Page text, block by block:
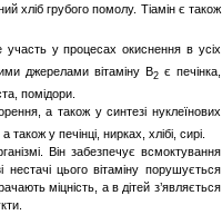
хліб грубого помолу. Тіамін є також
участь у процесах окиснення в усіх
джерелами вітаміну В2є печінка,
помідори.
а також у синтезі нуклеїнових
у печінці, нирках, хлібі, сирі.
Він забезпечує всмоктування
нестачі цього вітаміну порушується
міцність, а в дітей з’являється